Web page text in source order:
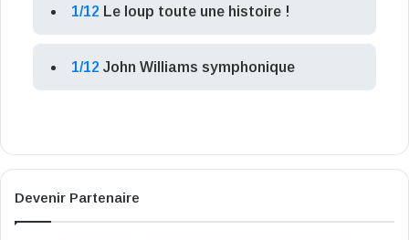
1/12 Le loup toute une histoire !
1/12 John Williams symphonique
Devenir Partenaire